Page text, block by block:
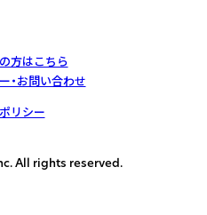
方はこちら
・お問い合わせ
リシー
All rights reserved.